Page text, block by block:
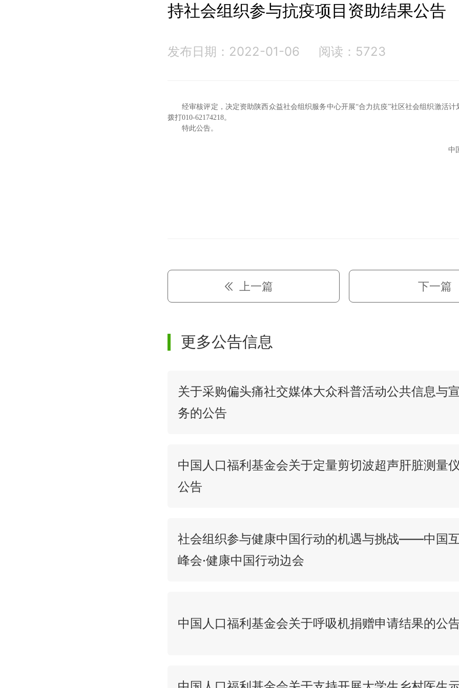
持社会组织参与抗疫项目资助结果公告
发布日期：2022-01-06 阅读：5723
经审核评定，决定资助陕西众益社会组织服务中心开展“合力抗疫”社区社会组织激活计
拨打010-62174218。
特此公告。
中
上一篇 下一篇
更多公告信息
关于采购偏头痛社交媒体大众科普活动公共信息与
务的公告
中国人口福利基金会关于定量剪切波超声肝脏测量
公告
社会组织参与健康中国行动的机遇与挑战——中国
峰会·健康中国行动边会
中国人口福利基金会关于呼吸机捐赠申请结果的公